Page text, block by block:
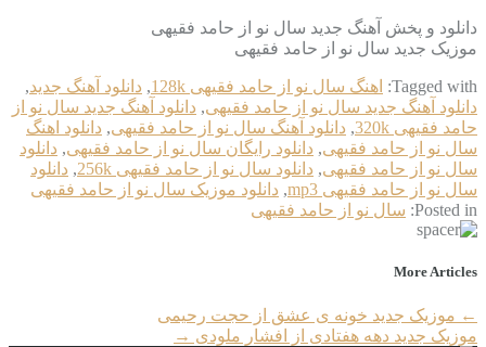
دانلود و پخش آهنگ جدید سال نو از حامد فقیهی
موزیک جدید سال نو از حامد فقیهی
Tagged with: اهنگ سال نو از حامد فقیهی 128k , دانلود آهنگ جدید,
دانلود آهنگ جدید سال نو از حامد فقیهی, دانلود آهنگ جدید سال نو از
حامد فقیهی 320k
, دانلود آهنگ سال نو از حامد فقیهی, دانلود اهنگ
سال نو از حامد فقیهی, دانلود رایگان سال نو از حامد فقیهی, دانلود
سال نو از حامد فقیهی, دانلود سال نو از حامد فقیهی 256k , دانلود
سال نو از حامد فقیهی mp3
, دانلود موزیک سال نو از حامد فقیهی
Posted in: سال نو از حامد فقیهی
More Articles
← موزیک جدید خونه ی عشق از حجت رحیمی
موزیک جدید دهه هفتادی از افشار ملودی →